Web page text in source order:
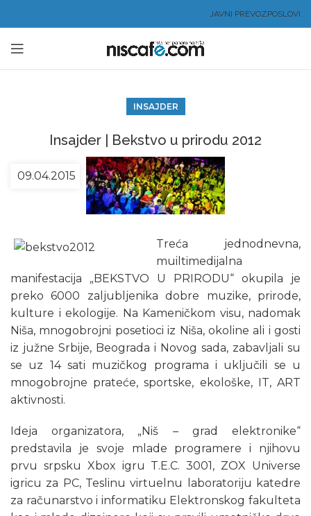
JAVNI PREVOZPOSLOVI
INSAJDER
Insajder | Bekstvo u prirodu 2012
09.04.2015
Treća jednodnevna,
muiltimedijalna
manifestacija „BEKSTVO U PRIRODU“ okupila je
preko 6000 zaljubljenika dobre muzike, prirode,
kulture i ekologije. Na Kameničkom visu, nadomak
Niša, mnogobrojni posetioci iz Niša, okoline ali i gosti
iz južne Srbije, Beograda i Novog sada, zabavljali su
se uz 14 sati muzičkog programa i uključili se u
mnogobrojne prateće, sportske, ekološke, IT, ART
aktivnosti.
Ideja organizatora, „Niš – grad elektronike“
predstavila je svoje mlade programere i njihovu
prvu srpsku Xbox igru T.E.C. 3001, ZOX Universe
igricu za PC, Teslinu virtuelnu laboratoriju katedre
za računarstvo i informatiku Elektronskog fakulteta